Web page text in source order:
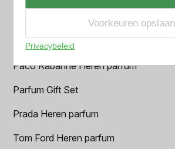
Hugo Boss Heren parfum
Jean Paul Gaultier Heren parfum
Paco Rabanne Heren parfum
Parfum Gift Set
Prada Heren parfum
Tom Ford Heren parfum
Voorkeuren opslaan
Privacybeleid